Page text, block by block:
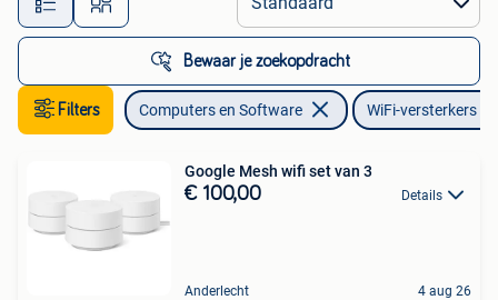
Bewaar je zoekopdracht
Filters Computers en Software WiFi-versterkers
Google Mesh wifi set van 3
€ 100,00 Details
Anderlecht 4 aug 26